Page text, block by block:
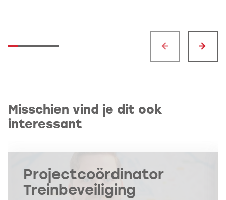
Misschien vind je dit ook
interessant
Projectcoördinator
Treinbeveiliging